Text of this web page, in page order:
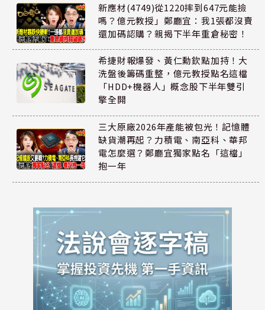
新應材(4749)從1220摔到647元能撿
嗎？億元教授」鄭廳宜：我1張都沒賣
還加碼認購？親揭下半年重倉秘密！
希捷財報爆發、黃仁勳欽點加持！大
洗盤後籌碼重整，億元教授點名這檔
「HDD+機器人」概念股下半年雙引
擎全開
三大原廠2026年產能被包光！記憶體
缺貨潮再起？力積電、南亞科、華邦
電怎麼選？鄭廳宜獨家點名「這檔」
抱一年